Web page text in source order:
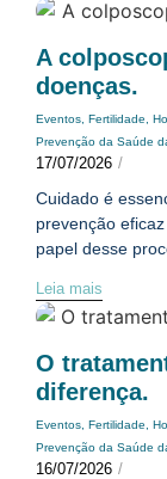
A
doenças.
Eventos Fertilidade
Prevenção da Saúde
17/07/2026 /
Cuidado é
prevenção
papel desse
Leia mais
O
diferença.
Eventos Fertilidade
Prevenção da Saúde
16/07/2026 /